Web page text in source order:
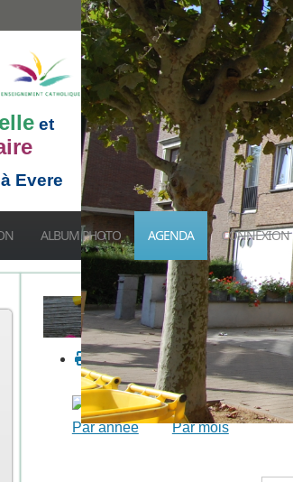
et
à Evere
ALBUM PHOTO AGENDA CONNEXION
Par année Par mois